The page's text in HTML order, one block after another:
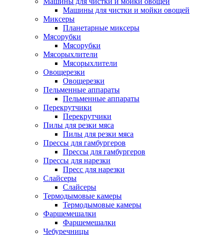
Машины для чистки и мойки овощей
Миксеры
Планетарные миксеры
Мясорубки
Мясорубки
Мясорыхлители
Мясорыхлители
Овощерезки
Овощерезки
Пельменные аппараты
Пельменные аппараты
Перекрутчики
Перекрутчики
Пилы для резки мяса
Пилы для резки мяса
Прессы для гамбургеров
Прессы для гамбургеров
Прессы для нарезки
Пресс для нарезки
Слайсеры
Слайсеры
Термодымовые камеры
Термодымовые камеры
Фаршемешалки
Фаршемешалки
Чебуречницы